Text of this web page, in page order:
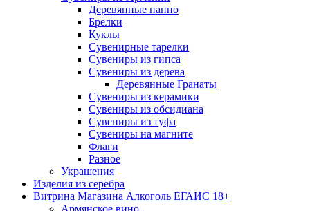
Деревянные панно
Брелки
Куклы
Сувенирные тарелки
Сувениры из гипса
Сувениры из дерева
Деревянные Гранаты
Сувениры из керамики
Сувениры из обсидиана
Сувениры из туфа
Сувениры на магните
Флаги
Разное
Украшения
Изделия из серебра
Витрина Магазина Алкоголь ЕГАИС 18+
Армянское вино